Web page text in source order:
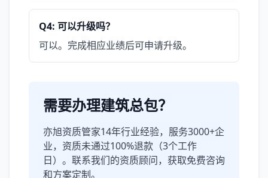
Q4: 可以升级吗？
可以。完成相应业绩后可申请升级。
需要办理建筑总包？
亦旭资质管家14年行业经验，服务3000+企
业，资质未通过100%退款（3个工作
日）。联系我们的资质顾问，获取免费咨询
和方案定制。